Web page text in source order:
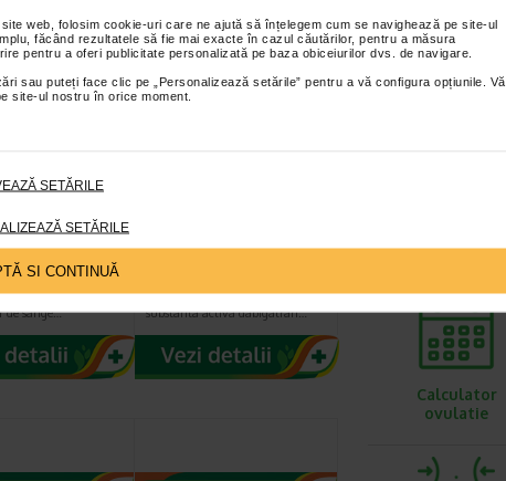
web, folosim cookie-uri care ne ajută să înțelegem cum se navighează pe site-ul
făcând rezultatele să fie mai exacte în cazul căutărilor, pentru a măsura
pentru a oferi publicitate personalizată pe baza obiceiurilor dvs. de navigare.
sau puteți face clic pe „Personalizează setările” pentru a vă configura opțiunile. Vă
site-ul nostru în orice moment.
SETĂRILE
SETĂRILE
SI CONTINUĂ
10cps.
un medicament
formarii
de sange…
anticoaglant care contine
substanta activa dabigatran…
Whatsapp
sarcina
Calculator
ovulatie